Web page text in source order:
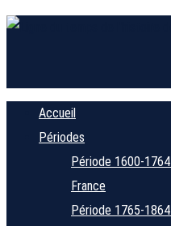
Accueil
Périodes
Période 1600-1764
France
Période 1765-1864